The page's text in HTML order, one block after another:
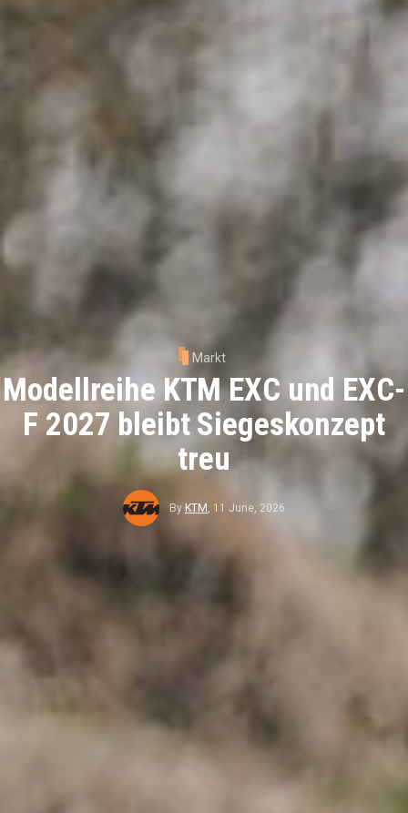
Markt
Modellreihe KTM EXC und EXC-
F 2027 bleibt Siegeskonzept
treu
By KTM , 11 June, 2026